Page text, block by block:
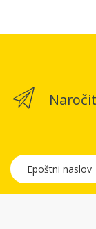
Epoštni naslov